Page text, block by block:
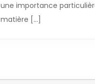
une importance
matière […]